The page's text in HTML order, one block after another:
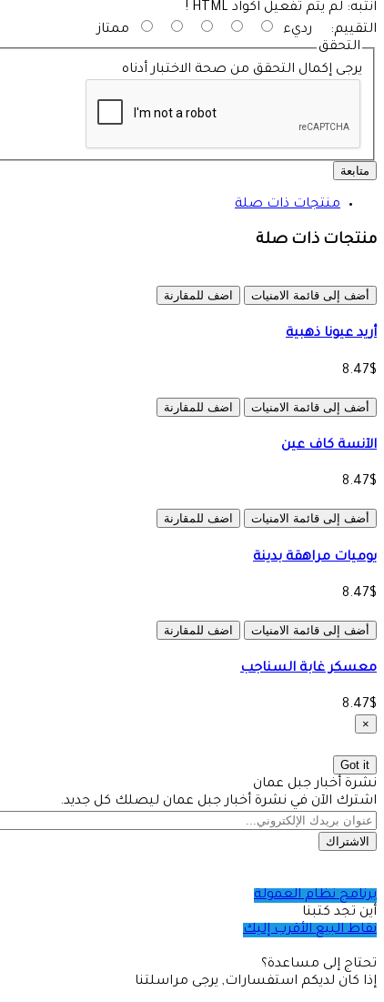
انتبه: لم يتم تفعيل اكواد HTML !
التقييم:
رديء
ممتاز
التحقق
يرجى إكمال التحقق من صحة الاختبار أدناه
متابعة
منتجات ذات صلة
منتجات ذات صلة
أضف إلى قائمة الامنيات اضف للمقارنة
أريد عيونا ذهبية
8.47$
أضف إلى قائمة الامنيات اضف للمقارنة
الآنسة كاف عين
8.47$
أضف إلى قائمة الامنيات اضف للمقارنة
يوميات مراهقة بدينة
8.47$
أضف إلى قائمة الامنيات اضف للمقارنة
معسكر غابة السناجب
8.47$
×
Got it
نشرة أخبار جبل عمان
اشترك الآن في نشرة أخبار جبل عمان ليصلك كل جديد.
الاشتراك
برنامج نظام العمولة
أين تجد كتبنا
نقاط البيع الأقرب إليك
تحتاج إلى مساعدة؟
إذا كان لديكم استفسارات, يرجى مراسلتنا